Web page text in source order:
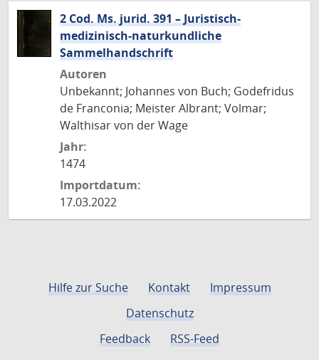
2 Cod. Ms. jurid. 391 – Juristisch-
medizinisch-naturkundliche
Sammelhandschrift
Autoren
Unbekannt; Johannes von Buch; Godefridus
de Franconia; Meister Albrant; Volmar;
Walthisar von der Wage
Jahr:
1474
Importdatum:
17.03.2022
Hilfe zur Suche Kontakt
Impressum
Datenschutz
Feedback
RSS-Feed